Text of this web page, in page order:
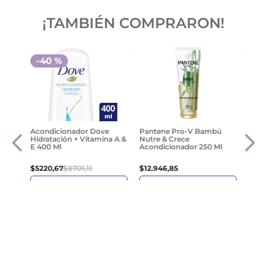
¡TAMBIÉN COMPRARON!
Acondicionador Dove
Hidratación + Vitamina A &
E 400 Ml
$5220,67$8701,11
-40 %
Pantene Pro-V Bambú
Nutre & Crece
Acondicionador 250 Ml
$12.946,85